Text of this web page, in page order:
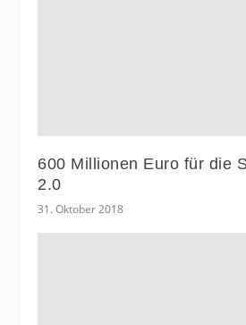
600 Millionen Euro für die
2.0
31. Oktober 2018